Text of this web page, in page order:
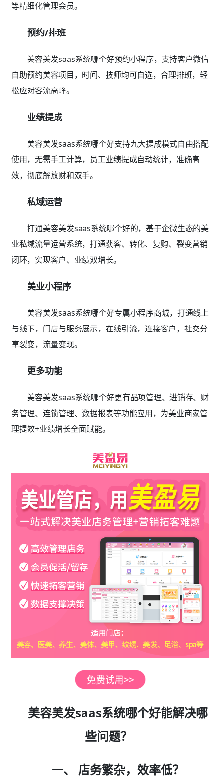
等精细化管理会员。
预约/排班
美容美发saas系统哪个好预约小程序，支持客户微信
自助预约美容项目，时间、技师均可自选，合理排班，轻
松应对客流高峰。
业绩提成
美容美发saas系统哪个好支持九大提成模式自由搭配
使用，无需手工计算，员工业绩提成自动统计，准确高
效，彻底解放财和双手。
私域运营
打通美容美发saas系统哪个好的，基于企微生态的美
业私域流量运营系统，打通获客、转化、复购、裂变营销
闭环，实现客户、业绩双增长。
美业小程序
美容美发saas系统哪个好专属小程序商城，打通线上
与线下，门店与服务展示，在线引流，连接客户，社交分
享裂变，流量变现。
更多功能
美容美发saas系统哪个好更有品项管理、进销存、财
务管理、连锁管理、数据报表等功能应用，为美业商家管
理提效+业绩增长全面赋能。
美容美发saas系统哪个好能解决哪
些问题？
一、 店务繁杂，效率低？